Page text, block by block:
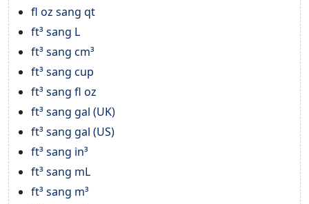
fl oz sang qt
ft³ sang L
ft³ sang cm³
ft³ sang cup
ft³ sang fl oz
ft³ sang gal (UK)
ft³ sang gal (US)
ft³ sang in³
ft³ sang mL
ft³ sang m³